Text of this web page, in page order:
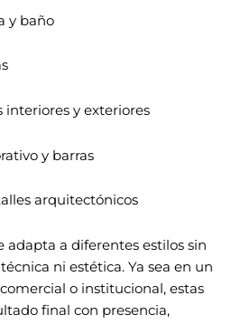
y baño
interiores y exteriores
y barras
arquitectónicos
adapta a diferentes estilos sin
ni estética. Ya sea en un
o institucional, estas
final con presencia,